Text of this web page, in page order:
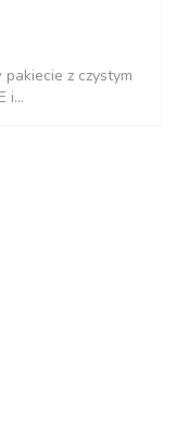
z czystym
i...